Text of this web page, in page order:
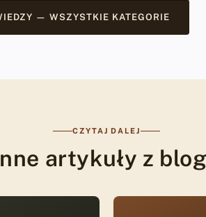
— WSZYSTKIE KATEGORIE
CZYTAJ DALEJ
artykuły z